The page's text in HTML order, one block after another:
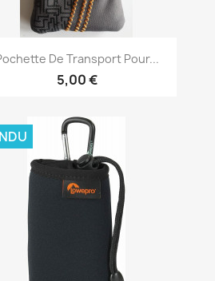
Aperçu rapide
De Transport Pour...
5,00 €